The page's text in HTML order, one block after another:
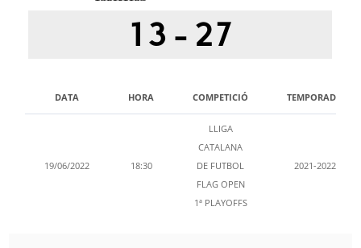
13 - 27
DATA HORA COMPETICIÓ TEMPORADA
19/06/2022 18:30
LLIGA
CATALANA
DE FUTBOL
FLAG OPEN
1ª PLAYOFFS
2021-2022